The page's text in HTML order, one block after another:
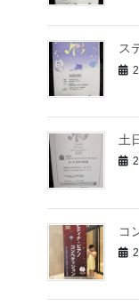
ス
土
コ